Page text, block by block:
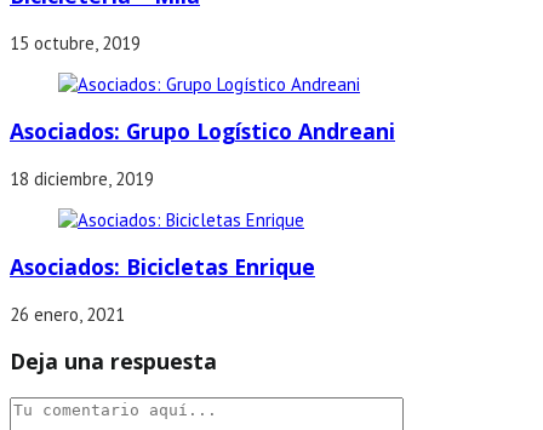
15 octubre, 2019
Asociados: Grupo Logístico Andreani
18 diciembre, 2019
Asociados: Bicicletas Enrique
26 enero, 2021
Deja una respuesta
Comentario